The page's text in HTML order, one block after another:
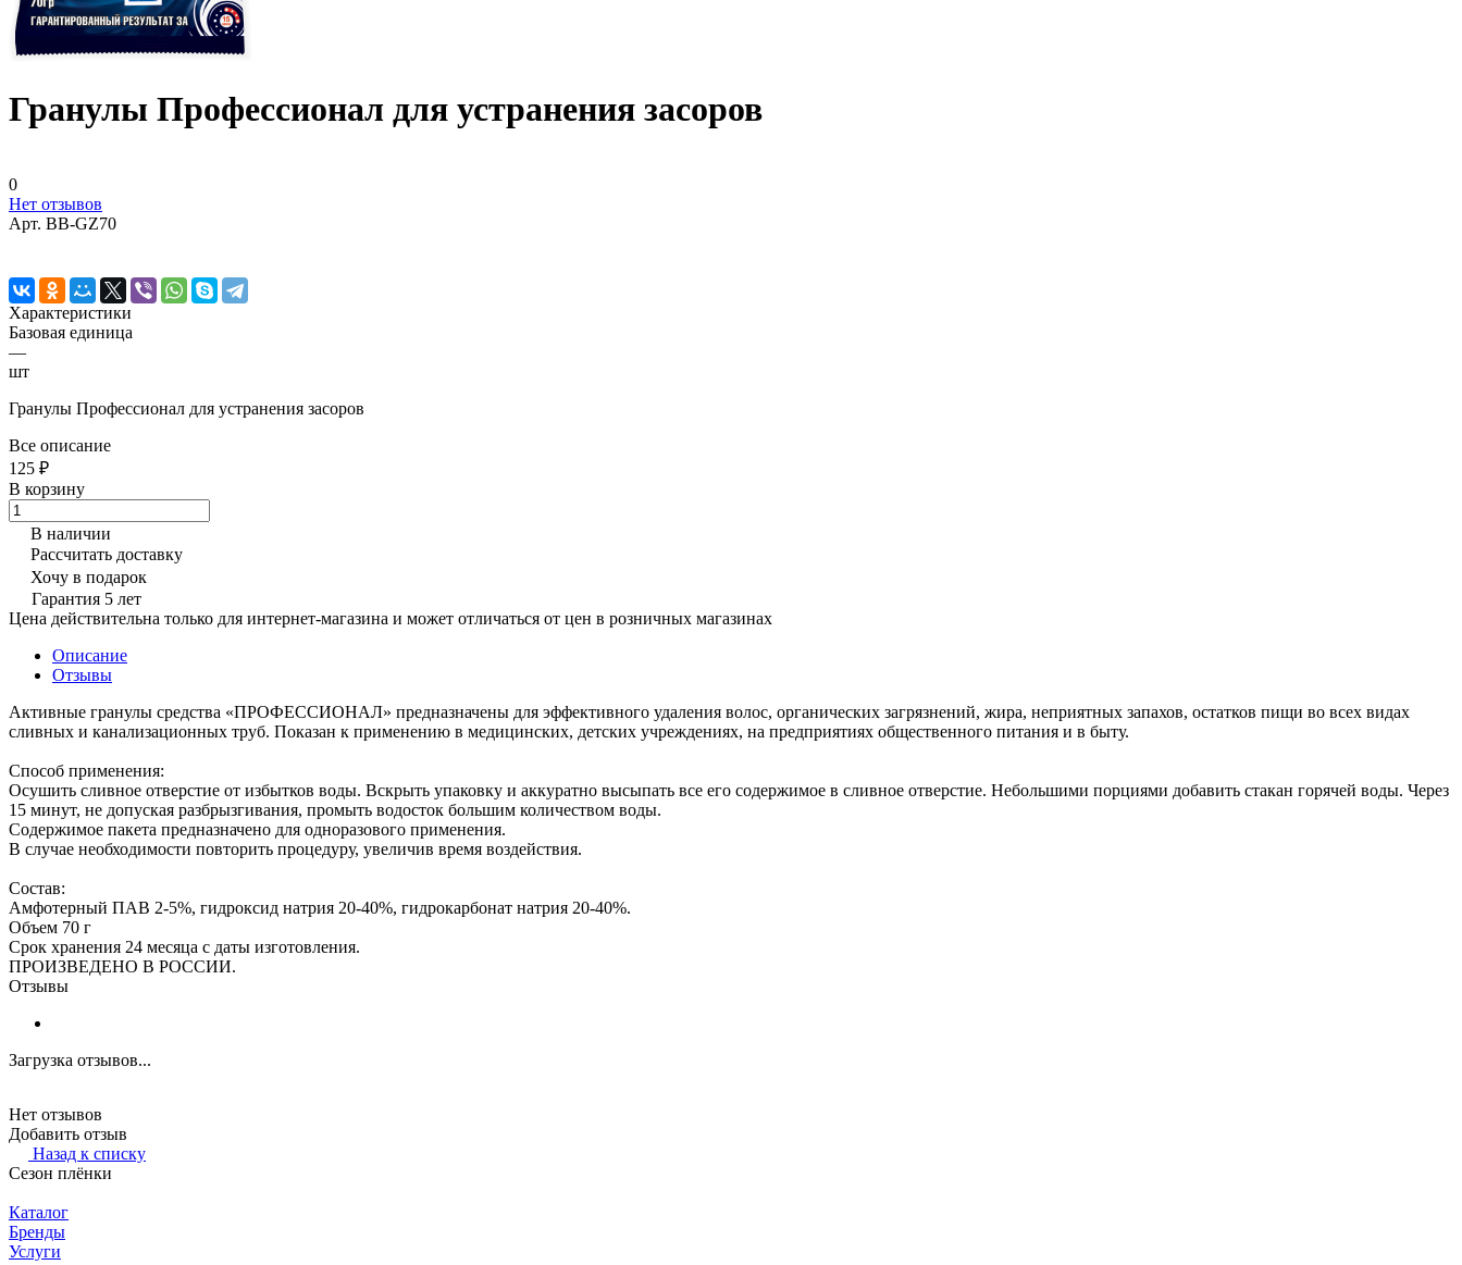
Гранулы Профессионал для устранения засоров
0
Нет отзывов
Арт. BB-GZ70
Характеристики
Базовая единица
—
шт
Гранулы Профессионал для устранения засоров
Все описание
125 ₽
В корзину
В наличии
Рассчитать доставку
Хочу в подарок
Гарантия 5 лет
Цена действительна только для интернет-магазина и может отличаться от цен в розничных магазинах
Описание
Отзывы
Активные гранулы средства «ПРОФЕССИОНАЛ» предназначены для эффективного удаления волос, органических загрязнений, жира, неприятных запахов, остатков пищи во всех видах
сливных и канализационных труб. Показан к применению в медицинских, детских учреждениях, на предприятиях общественного питания и в быту.
Способ применения:
Осушить сливное отверстие от избытков воды. Вскрыть упаковку и аккуратно высыпать все его содержимое в сливное отверстие. Небольшими порциями добавить стакан горячей воды. Через
15 минут, не допуская разбрызгивания, промыть водосток большим количеством воды.
Содержимое пакета предназначено для одноразового применения.
В случае необходимости повторить процедуру, увеличив время воздействия.
Состав:
Амфотерный ПАВ 2-5%, гидроксид натрия 20-40%, гидрокарбонат натрия 20-40%.
Объем 70 г
Срок хранения 24 месяца с даты изготовления.
ПРОИЗВЕДЕНО В РОССИИ.
Отзывы
Загрузка отзывов...
Нет отзывов
Добавить отзыв
Назад к списку
Сезон плёнки
Каталог
Бренды
Услуги